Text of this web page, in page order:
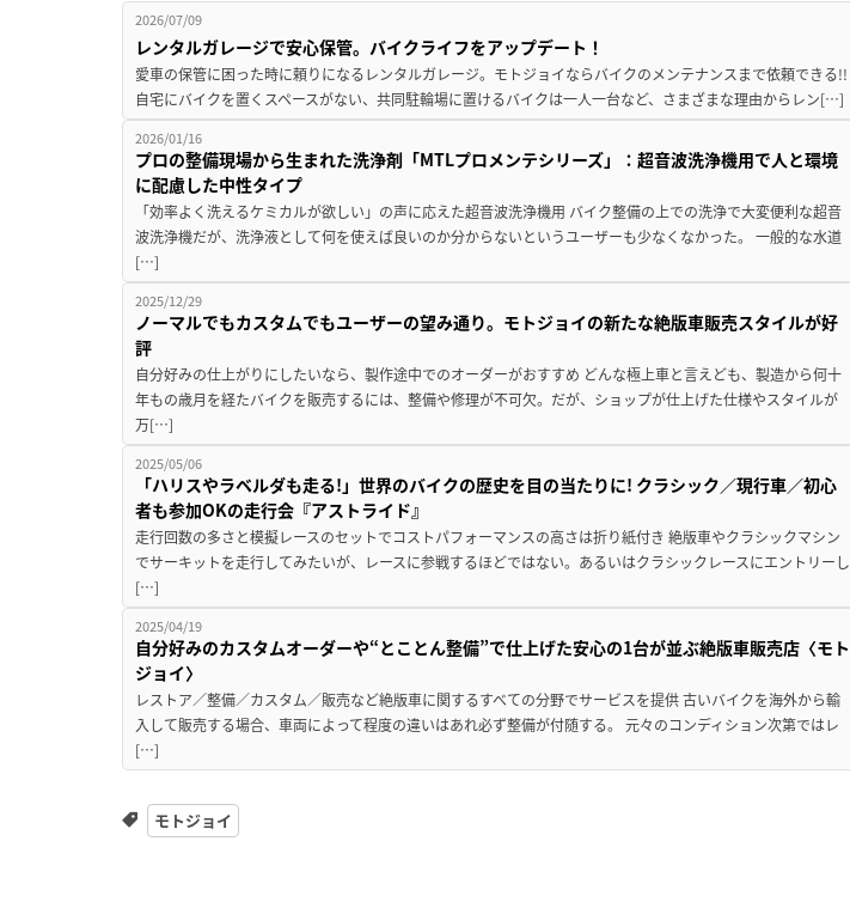
2026/07/09
レンタルガレージで安心保管。バイクライフをアップデート！
愛車の保管に困った時に頼りになるレンタルガレージ。モトジョイならバイクのメンテナンスまで依頼できる!!
自宅にバイクを置くスペースがない、共同駐輪場に置けるバイクは一人一台など、さまざまな理由からレン[…]
2026/01/16
プロの整備現場から生まれた洗浄剤「MTLプロメンテシリーズ」：超音波洗浄機用で人と環境
に配慮した中性タイプ
「効率よく洗えるケミカルが欲しい」の声に応えた超音波洗浄機用 バイク整備の上での洗浄で大変便利な超音
波洗浄機だが、洗浄液として何を使えば良いのか分からないというユーザーも少なくなかった。 一般的な水道
[…]
2025/12/29
ノーマルでもカスタムでもユーザーの望み通り。モトジョイの新たな絶版車販売スタイルが好
評
自分好みの仕上がりにしたいなら、製作途中でのオーダーがおすすめ どんな極上車と言えども、製造から何十
年もの歳月を経たバイクを販売するには、整備や修理が不可欠。だが、ショップが仕上げた仕様やスタイルが
万[…]
2025/05/06
「ハリスやラベルダも走る!」世界のバイクの歴史を目の当たりに! クラシック／現行車／初心
者も参加OKの走行会『アストライド』
走行回数の多さと模擬レースのセットでコストパフォーマンスの高さは折り紙付き 絶版車やクラシックマシン
でサーキットを走行してみたいが、レースに参戦するほどではない。あるいはクラシックレースにエントリーし
[…]
2025/04/19
自分好みのカスタムオーダーや“とことん整備”で仕上げた安心の1台が並ぶ絶版車販売店〈モト
ジョイ〉
レストア／整備／カスタム／販売など絶版車に関するすべての分野でサービスを提供 古いバイクを海外から輸
入して販売する場合、車両によって程度の違いはあれ必ず整備が付随する。 元々のコンディション次第ではレ
[…]
モトジョイ